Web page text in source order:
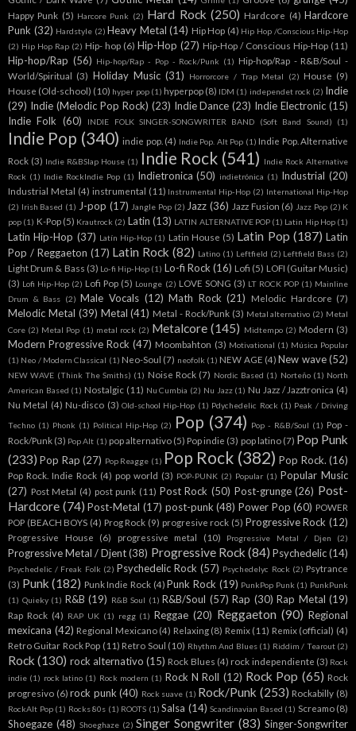
Happy Punk (5) Harcore Punk (2) Hard Rock (250) Hardcore (4) Hardcore
Punk (32) Hardstyle (2) Heavy Metal (14) Hip Hop (4) Hip Hop /Conscious Hip-Hop
(2) Hip Hop Rap (2) Hip- hop (6) Hip-Hop (27) Hip-Hop / Conscious Hip-Hop (11)
Hip-hop/Rap (56) Hip-hop/Rap - Pop - Rock/Punk (1) Hip-hop/Rap - R&B/Soul -
World/Spiritual (3) Holiday Music (31) Horrorcore / Trap Metal (2) House (9)
House (Old-school) (10) hyper pop (1) hyperpop (8) IDM (1) independet rock (2) Indie
(29) Indie (Melodic Pop Rock) (23) Indie Dance (23) Indie Electronic (15)
Indie Folk (60) INDIE FOLK SINGER-SONGWRITER BAND (Soft Band Sound) (1)
Indie Pop (340) indie pop. (4) Indie Pop. Alt Pop (1) Indie Pop. Alternative
Rock (3) Indie R&BSlap House (1) Indie Rock (541) Indie Rock Alternative
Rock (1) Indie RockIndie Pop (1) Indietronica (50) indietrónica (1) Industrial (20)
Industrial Metal (4) instrumental (11) Instrumental Hip-Hop (2) International Hip-Hop
(2) Irish Based (1) J-pop (17) Jangle Pop (2) Jazz (36) Jazz Fusion (6) Jazz Pop (2) K
pop (1) K-Pop (5) Krautrock (2) Latin (13) LATIN ALTERNATIVE POP (1) Latin Hip Hop (1)
Latin Hip-Hop (37) Latín Hip-Hop (1) Latin House (5) Latin Pop (187) Latin
Pop / Reggaeton (17) Latin Rock (82) Latino (1) Leftfield (2) Leftfield Bass (2)
Light Drum & Bass (3) Lo-fi Hip-Hop (1) Lo-fi Rock (16) Lofi (5) LOFI (Guitar Music)
(3) Lofi Hip-Hop (2) Lofi Pop (5) Lounge (2) LOVE SONG (3) LT ROCK POP (1) Mainline
Drum & Bass (2) Male Vocals (12) Math Rock (21) Melodic Hardcore (7)
Melodic Metal (39) Metal (41) Metal - Rock/Punk (3) Metal alternativo (2) Metal
Core (2) Metal Pop (1) metal rock (2) Metalcore (145) Midtempo (2) Modern (3)
Modern Progressive Rock (47) Moombahton (3) Motivational (1) Música Popular
(1) Neo / Modern Classical (1) Neo-Soul (7) neofolk (1) NEW AGE (4) New wave (52)
NEW WAVE (Think The Smiths) (1) Noise Rock (7) Nordic Based (1) Norteño (1) North
American Based (1) Nostalgic (11) Nu Cumbia (2) Nu Jazz (1) Nu Jazz / Jazztronica (4)
Nu Metal (4) Nu-disco (3) Old-school Hip-Hop (1) Pdychedelic Rock (1) Peak / Driving
Techno (1) Phonk (1) Political Hip-Hop (2) Pop (374) Pop - R&B/Soul (1) Pop -
Rock/Punk (3) Pop Alt (1) pop alternativo (5) Pop indie (3) pop latino (7) Pop Punk
(233) Pop Rap (27) Pop Reagge (1) Pop Rock (382) Pop Rock. (16)
Pop Rock. Indie Rock (4) pop world (3) POP-PUNK (2) Popular (1) Popular Music
(27) Post Metal (4) post punk (11) Post Rock (50) Post-grunge (26) Post-
Hardcore (74) Post-Metal (17) post-punk (48) Power Pop (60) POWER
POP (BEACH BOYS (4) Prog Rock (9) progresive rock (5) Progressive Rock (12)
Progressive House (6) progressive metal (10) Progressive Metal / Djen (2)
Progressive Metal / Djent (38) Progressive Rock (84) Psychedelic(14)
Psychedelic / Freak Folk (2) Psychedelic Rock (57) Psychedelyc Rock (2) Psytrance
(3) Punk (182) Punk Indie Rock (4) Punk Rock (19) PunkPop Punk (1) PunkPunk
(1) Quieky (1) R&B (19) R&B Soul (1) R&B/Soul (57) Rap (30) Rap Metal (19)
Rap Rock (4) RAP UK (1) regg (1) Reggae (20) Reggaeton (90) Regional
mexicana (42) Regional Mexicano (4) Relaxing (8) Remix (11) Remix (official) (4)
Retro Guitar Rock Pop (11) Retro Soul (10) Rhythm And Blues (1) Riddim / Tearout (2)
Rock (130) rock alternativo (15) Rock Blues (4) rock independiente (3) Rock
indie (1) rock latino (1) Rock modern (1) Rock N Roll (12) Rock Pop (65) Rock
progresivo (6) rock punk (40) Rock suave (1) Rock/Punk (253) Rockabilly (8)
RockAlt Pop (1) Rocks 80s (1) ROOTS (1) Salsa (14) Scandinavian Based (1) Screamo (8)
Shoegaze (48) Shoeghaze (2) Singer Songwriter (83) Singer-Songwriter